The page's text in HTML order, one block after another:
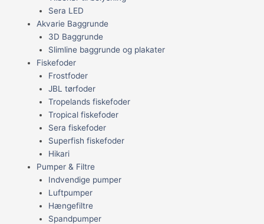
Sera LED
Akvarie Baggrunde
3D Baggrunde
Slimline baggrunde og plakater
Fiskefoder
Frostfoder
JBL tørfoder
Tropelands fiskefoder
Tropical fiskefoder
Sera fiskefoder
Superfish fiskefoder
Hikari
Pumper & Filtre
Indvendige pumper
Luftpumper
Hængefiltre
Spandpumper